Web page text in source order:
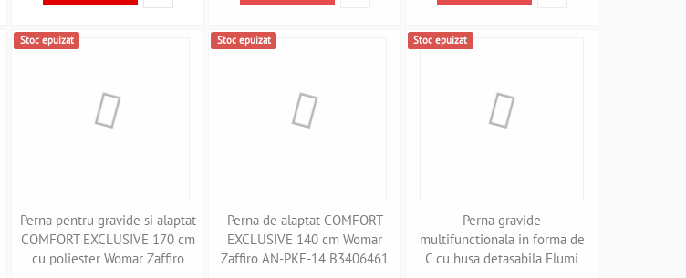
Stoc epuizat
Perna pentru gravide si alaptat
COMFORT EXCLUSIVE 170 cm
cu poliester Womar Zaffiro
Stoc epuizat
Perna de alaptat COMFORT
EXCLUSIVE 140 cm Womar
Zaffiro AN-PKE-14 B3406461
Stoc epuizat
Perna gravide
multifunctionala in forma de
C cu husa detasabila Flumi